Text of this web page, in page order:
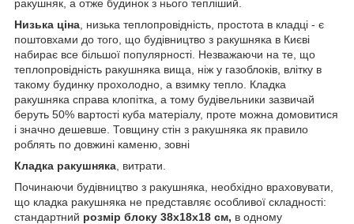
ракушняк, а отже будинок з нього тепліший.
Низька ціна , низька теплопровідність, простота в кладці - є
поштовхами до того, що будівництво з ракушняка в Києві
набирає все більшої популярності. Незважаючи на те, що
теплопровідність ракушняка вища, ніж у газоблоків, влітку в
такому будинку прохолодно, а взимку тепло. Кладка
ракушняка справа клопітка, а тому будівельники зазвичай
беруть 50% вартості куба матеріалу, проте можна домовитися
і значно дешевше. Товщину стін з ракушняка як правило
роблять по довжині каменю, зовні
Кладка ракушняка , витрати.
Починаючи будівництво з ракушняка, необхідно враховувати,
що кладка ракушняка не представляє особливої складності:
стандартний розмір блоку 38х18х18 см, в одному